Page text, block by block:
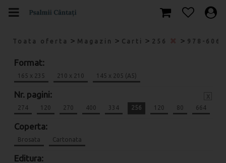
Toata oferta > Magazin > Carti > 256 > 978-
Format:
165 x 235 210 x 210 145 x 205 (A5)
Nr. pagini:
274 120 270 400 334 256 120 80 664
Coperta:
Brosata Cartonata
Editura: